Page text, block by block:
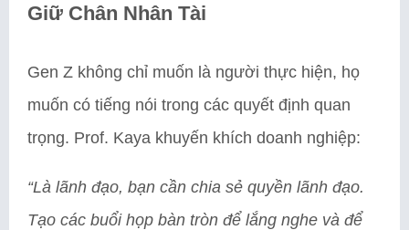
Giữ Chân Nhân Tài
Gen Z không chỉ muốn là người thực hiện, họ
muốn có tiếng nói trong các quyết định quan
trọng. Prof. Kaya khuyến khích doanh nghiệp:
“Là lãnh đạo, bạn cần chia sẻ quyền lãnh đạo.
Tạo các buổi họp bàn tròn để lắng nghe và để